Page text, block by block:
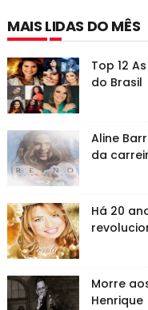
MAIS LIDAS DO MÊS
Top 12
do Brasil
Aline
da
Há 20
Morre
Henrique